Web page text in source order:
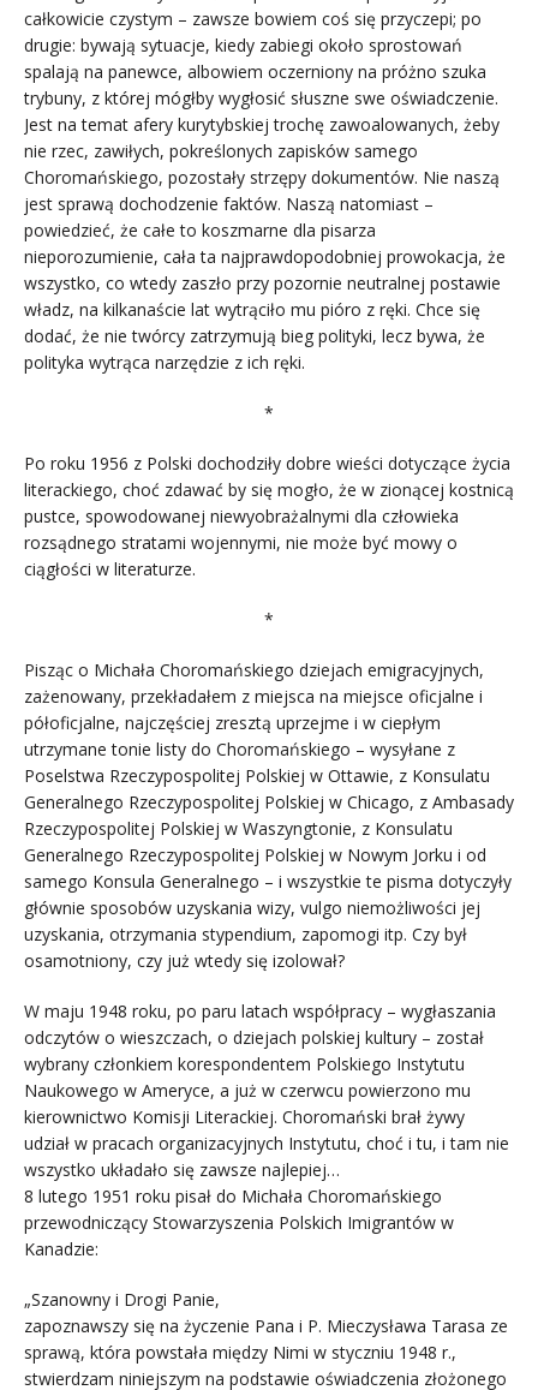
całkowicie czystym – zawsze bowiem coś się przyczepi; po
drugie: bywają sytuacje, kiedy zabiegi około sprostowań
spalają na panewce, albowiem oczerniony na próżno szuka
trybuny, z której mógłby wygłosić słuszne swe oświadczenie.
Jest na temat afery kurytybskiej trochę zawoalowanych, żeby
nie rzec, zawiłych, pokreślonych zapisków samego
Choromańskiego, pozostały strzępy dokumentów. Nie naszą
jest sprawą dochodzenie faktów. Naszą natomiast –
powiedzieć, że całe to koszmarne dla pisarza
nieporozumienie, cała ta najprawdopodobniej prowokacja, że
wszystko, co wtedy zaszło przy pozornie neutralnej postawie
władz, na kilkanaście lat wytrąciło mu pióro z ręki. Chce się
dodać, że nie twórcy zatrzymują bieg polityki, lecz bywa, że
polityka wytrąca narzędzie z ich ręki.
*
Po roku 1956 z Polski dochodziły dobre wieści dotyczące życia
literackiego, choć zdawać by się mogło, że w zionącej kostnicą
pustce, spowodowanej niewyobrażalnymi dla człowieka
rozsądnego stratami wojennymi, nie może być mowy o
ciągłości w literaturze.
*
Pisząc o Michała Choromańskiego dziejach emigracyjnych,
zażenowany, przekładałem z miejsca na miejsce oficjalne i
półoficjalne, najczęściej zresztą uprzejme i w ciepłym
utrzymane tonie listy do Choromańskiego – wysyłane z
Poselstwa Rzeczypospolitej Polskiej w Ottawie, z Konsulatu
Generalnego Rzeczypospolitej Polskiej w Chicago, z Ambasady
Rzeczypospolitej Polskiej w Waszyngtonie, z Konsulatu
Generalnego Rzeczypospolitej Polskiej w Nowym Jorku i od
samego Konsula Generalnego – i wszystkie te pisma dotyczyły
głównie sposobów uzyskania wizy, vulgo niemożliwości jej
uzyskania, otrzymania stypendium, zapomogi itp. Czy był
osamotniony, czy już wtedy się izolował?
W maju 1948 roku, po paru latach współpracy – wygłaszania
odczytów o wieszczach, o dziejach polskiej kultury – został
wybrany członkiem korespondentem Polskiego Instytutu
Naukowego w Ameryce, a już w czerwcu powierzono mu
kierownictwo Komisji Literackiej. Choromański brał żywy
udział w pracach organizacyjnych Instytutu, choć i tu, i tam nie
wszystko układało się zawsze najlepiej…
8 lutego 1951 roku pisał do Michała Choromańskiego
przewodniczący Stowarzyszenia Polskich Imigrantów w
Kanadzie:
„Szanowny i Drogi Panie,
zapoznawszy się na życzenie Pana i P. Mieczysława Tarasa ze
sprawą, która powstała między Nimi w styczniu 1948 r.,
stwierdzam niniejszym na podstawie oświadczenia złożonego